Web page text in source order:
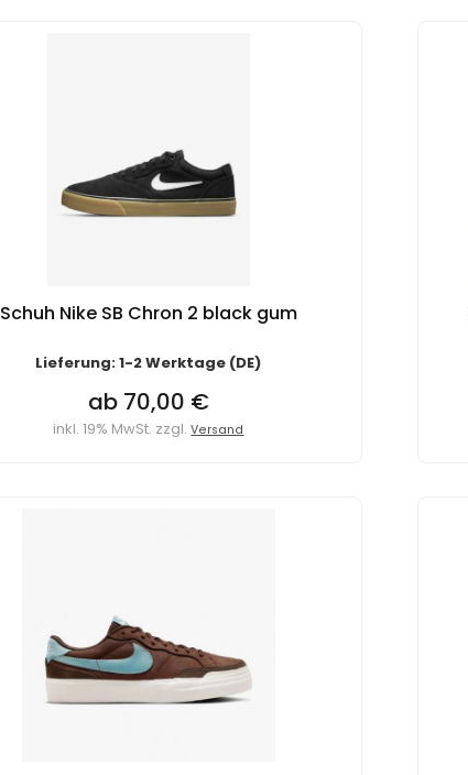
Schuh Nike SB Chron 2 black gum
Lieferung: 1-2 Werktage (DE)
ab 70,00 €
inkl. 19% MwSt. zzgl.Versand